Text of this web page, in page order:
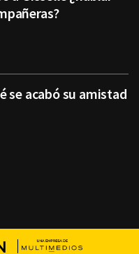
se acabó su amistad